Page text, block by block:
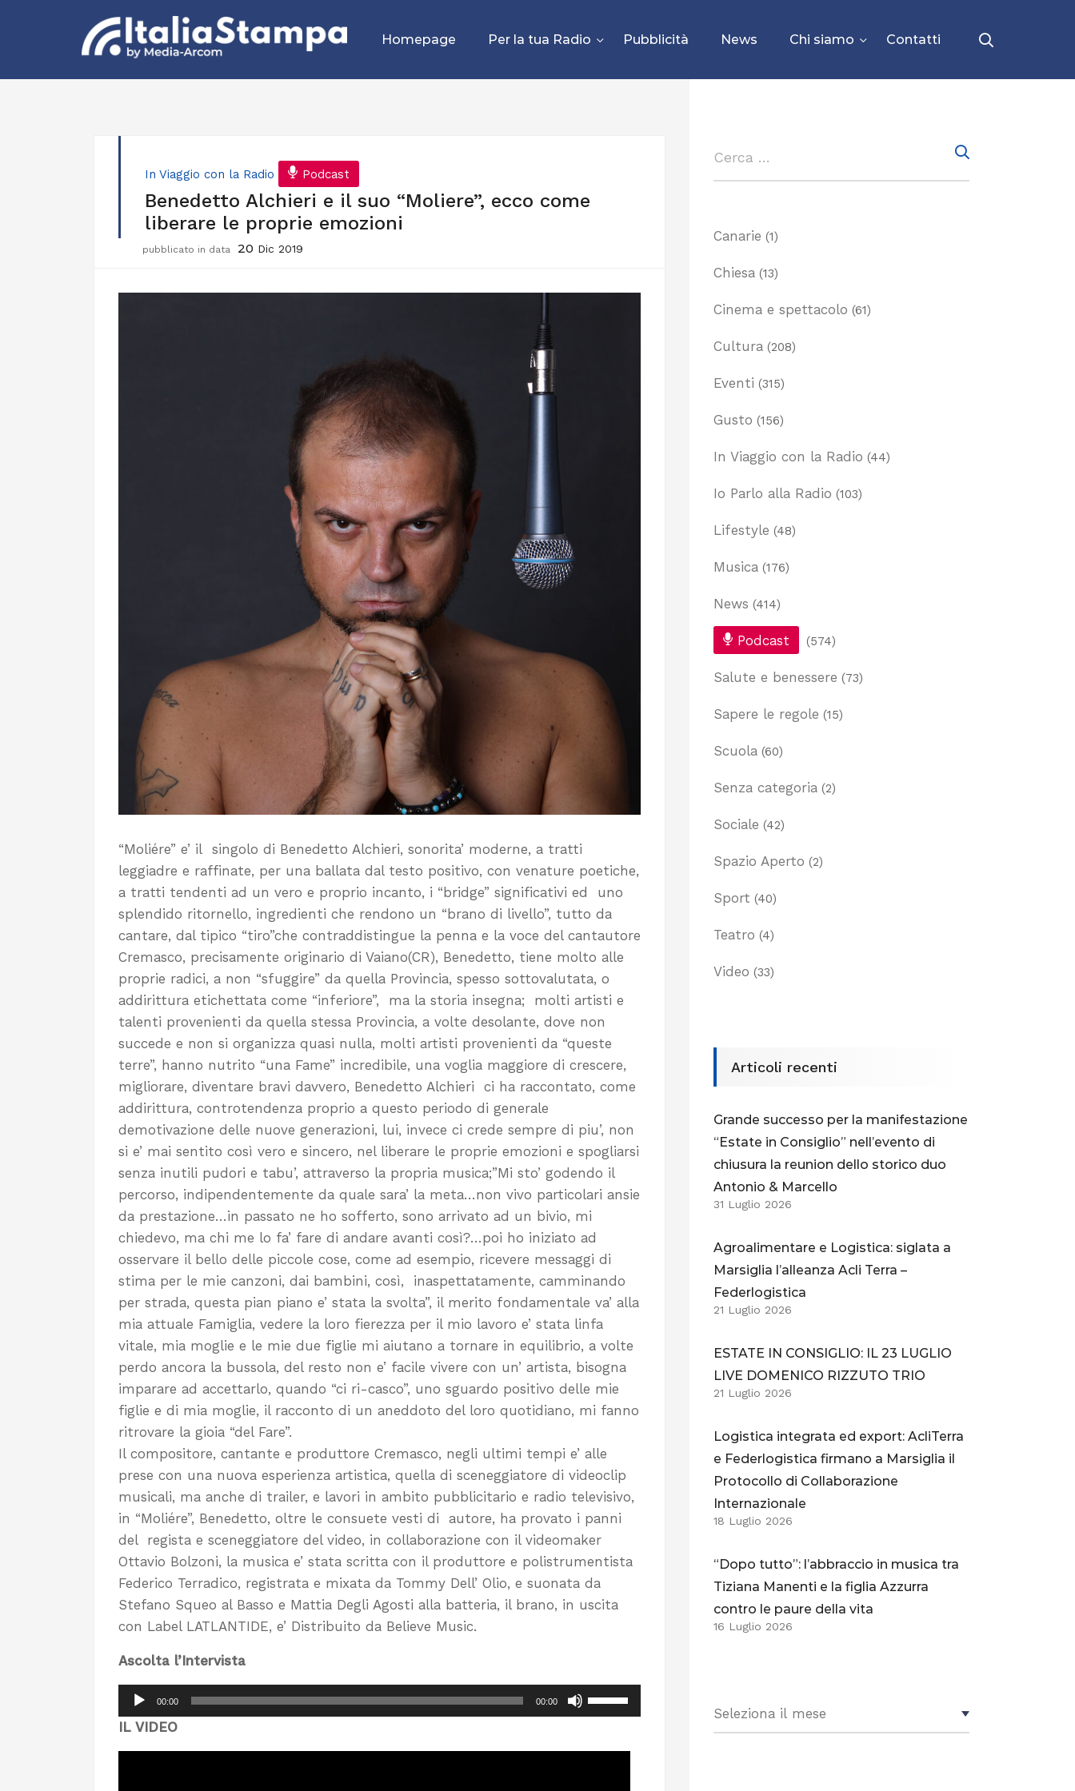
Homepage Per la tua Radio Pubblicità News Chi siamo Contatti
In Viaggio con la Radio Podcast
Benedetto Alchieri e il suo “Moliere”, ecco come
liberare le proprie emozioni
pubblicato in data 20 Dic 2019
“Moliére” e’ il singolo di Benedetto Alchieri, sonorita’ moderne, a tratti
leggiadre e raffinate, per una ballata dal testo positivo, con venature poetiche,
a tratti tendenti ad un vero e proprio incanto, i “bridge” significativi ed uno
splendido ritornello, ingredienti che rendono un “brano di livello”, tutto da
cantare, dal tipico “tiro”che contraddistingue la penna e la voce del cantautore
Cremasco, precisamente originario di Vaiano(CR), Benedetto, tiene molto alle
proprie radici, a non “sfuggire” da quella Provincia, spesso sottovalutata, o
addirittura etichettata come “inferiore”, ma la storia insegna; molti artisti e
talenti provenienti da quella stessa Provincia, a volte desolante, dove non
succede e non si organizza quasi nulla, molti artisti provenienti da “queste
terre”, hanno nutrito “una Fame” incredibile, una voglia maggiore di crescere,
migliorare, diventare bravi davvero, Benedetto Alchieri ci ha raccontato, come
addirittura, controtendenza proprio a questo periodo di generale
demotivazione delle nuove generazioni, lui, invece ci crede sempre di piu’, non
si e’ mai sentito così vero e sincero, nel liberare le proprie emozioni e spogliarsi
senza inutili pudori e tabu’, attraverso la propria musica;”Mi sto’ godendo il
percorso, indipendentemente da quale sara’ la meta…non vivo particolari ansie
da prestazione…in passato ne ho sofferto, sono arrivato ad un bivio, mi
chiedevo, ma chi me lo fa’ fare di andare avanti così?…poi ho iniziato ad
osservare il bello delle piccole cose, come ad esempio, ricevere messaggi di
stima per le mie canzoni, dai bambini, così, inaspettatamente, camminando
per strada, questa pian piano e’ stata la svolta”, il merito fondamentale va’ alla
mia attuale Famiglia, vedere la loro fierezza per il mio lavoro e’ stata linfa
vitale, mia moglie e le mie due figlie mi aiutano a tornare in equilibrio, a volte
perdo ancora la bussola, del resto non e’ facile vivere con un’ artista, bisogna
imparare ad accettarlo, quando “ci ri-casco”, uno sguardo positivo delle mie
figlie e di mia moglie, il racconto di un aneddoto del loro quotidiano, mi fanno
ritrovare la gioia “del Fare”.
Il compositore, cantante e produttore Cremasco, negli ultimi tempi e’ alle
prese con una nuova esperienza artistica, quella di sceneggiatore di videoclip
musicali, ma anche di trailer, e lavori in ambito pubblicitario e radio televisivo,
in “Moliére”, Benedetto, oltre le consuete vesti di autore, ha provato i panni
del regista e sceneggiatore del video, in collaborazione con il videomaker
Ottavio Bolzoni, la musica e’ stata scritta con il produttore e polistrumentista
Federico Terradico, registrata e mixata da Tommy Dell’ Olio, e suonata da
Stefano Squeo al Basso e Mattia Degli Agosti alla batteria, il brano, in uscita
con Label LATLANTIDE, e’ Distribuito da Believe Music.
Ascolta l’Intervista
Audio
Player
00:00 00:00
Usa
i
IL VIDEO
Canarie (1)
Chiesa (13)
Cinema e spettacolo (61)
Cultura (208)
Eventi (315)
Gusto (156)
In Viaggio con la Radio (44)
Io Parlo alla Radio (103)
Lifestyle (48)
Musica (176)
News (414)
Podcast (574)
Salute e benessere (73)
Sapere le regole (15)
Scuola (60)
Senza categoria (2)
Sociale (42)
Spazio Aperto (2)
Sport (40)
Teatro (4)
Video (33)
Articoli recenti
Grande successo per la manifestazione
“Estate in Consiglio” nell’evento di
chiusura la reunion dello storico duo
Antonio & Marcello
31 Luglio 2026
Agroalimentare e Logistica: siglata a
Marsiglia l’alleanza Acli Terra –
Federlogistica
21 Luglio 2026
ESTATE IN CONSIGLIO: IL 23 LUGLIO
LIVE DOMENICO RIZZUTO TRIO
21 Luglio 2026
Logistica integrata ed export: AcliTerra
e Federlogistica firmano a Marsiglia il
Protocollo di Collaborazione
Internazionale
18 Luglio 2026
“Dopo tutto”: l’abbraccio in musica tra
Tiziana Manenti e la figlia Azzurra
contro le paure della vita
16 Luglio 2026